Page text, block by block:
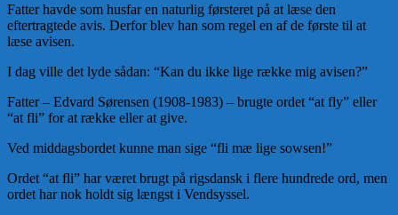
Fatter havde som husfar en naturlig førsteret på at læse den
eftertragtede avis. Derfor blev han som regel en af de første til at
læse avisen.
I dag ville det lyde sådan: “Kan du ikke lige række mig avisen?”
Fatter – Edvard Sørensen (1908-1983) – brugte ordet “at fly” eller
“at fli” for at række eller at give.
Ved middagsbordet kunne man sige “fli mæ lige sowsen!”
Ordet “at fli” har været brugt på rigsdansk i flere hundrede ord, men
ordet har nok holdt sig længst i Vendsyssel.